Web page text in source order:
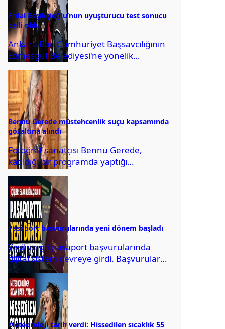
Erdal Beşikçioğlu’nun uyuşturucu test sonucu
belli oldu
Ankara Batı Cumhuriyet Başsavcılığının
Etimesgut Belediyesi'ne yönelik
yürüttüğü soruşturma doğrultusunda
hakkındaki ihbarlar üzerinde kan, idrar
ve saç örnekleri...
Bennu Gerede müstehcenlik suçu kapsamında
gözaltına alındı
Fotoğraf sanatçısı Bennu Gerede,
katıldığı bir programda yaptığı
açıklamalar nedeniyle hakkında
müstehcenlik suçundan soruşturma
başlatılmıştı. Gerede'nin gözaltına
alındığı...
Pasaport başvurularında yeni dönem başladı
Yeşil ve gri pasaport başvurularında
dijital sistem devreye girdi. Başvurular
artık elektronik imza ile yürütülecek.
Meteoroloji tarih verdi: Hissedilen sıcaklık 55